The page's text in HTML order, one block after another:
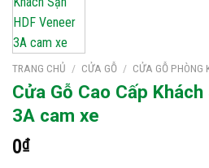
TRANG CHỦ / CỬA GỖ / CỬA GỖ PHÒNG
Cửa Gỗ Cao Cấp
3A cam xe
0₫